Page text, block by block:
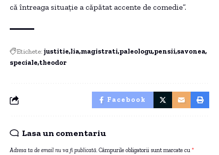
că întreaga situație a căpătat accente de comedie”.
Etichete: justitie lia magistrati paleologu pensii savonea
speciale theodor
Facebook
Lasa un comentariu
Adresa ta de email nu va fi publicată. Câmpurile obligatorii sunt marcate cu *